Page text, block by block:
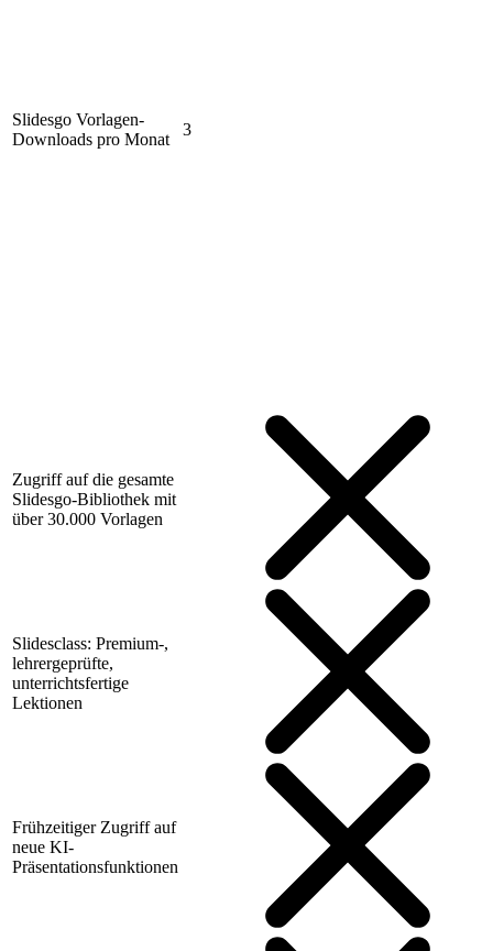
Slidesgo Vorlagen-
Downloads pro Monat
3
Zugriff auf die gesamte
Slidesgo-Bibliothek mit
über 30.000 Vorlagen
Slidesclass: Premium-,
lehrergeprüfte,
unterrichtsfertige
Lektionen
Frühzeitiger Zugriff auf
neue KI-
Präsentationsfunktionen